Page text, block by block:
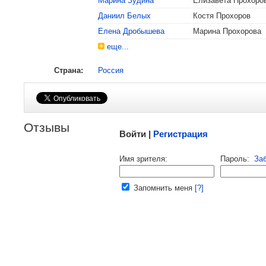
Даниил Белых
Костя Прохоров
Елена Дробышева
Марина Прохорова
еще...
Страна: Россия
Отзывы Войти | Регистрация
Имя зрителя: Пароль:
Запомнить меня [?]